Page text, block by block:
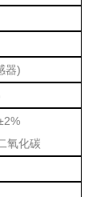
器)
氧化碳